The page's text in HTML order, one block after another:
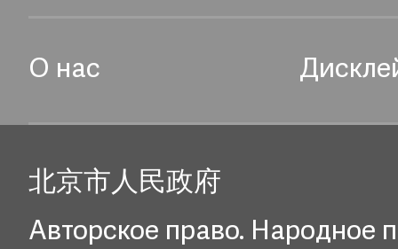
О нас
北京市人民政府
Авторское право. Народное